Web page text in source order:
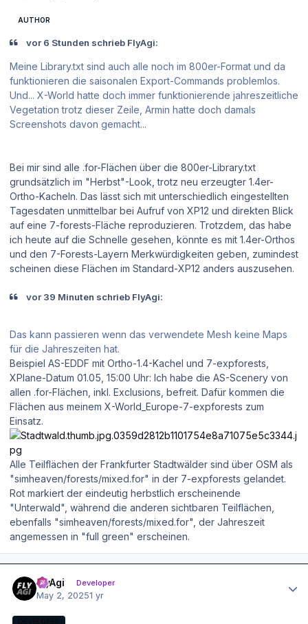
AUTHOR
vor 6 Stunden schrieb FlyAgi:
Meine Library.txt sind auch alle noch im 800er-Format und da
funktionieren die saisonalen Export-Commands problemlos.
Und... X-World hatte doch immer funktionierende jahreszeitliche
Vegetation trotz dieser Zeile, Armin hatte doch damals
Screenshots davon gemacht...
Bei mir sind alle .for-Flächen über die 800er-Library.txt
grundsätzlich im "Herbst"-Look, trotz neu erzeugter 1.4er-
Ortho-Kacheln. Das lässt sich mit unterschiedlich eingestellten
Tagesdaten unmittelbar bei Aufruf von XP12 und direkten Blick
auf eine 7-forests-Fläche reproduzieren. Trotzdem, das habe
ich heute auf die Schnelle gesehen, könnte es mit 1.4er-Orthos
und den 7-Forests-Layern Merkwürdigkeiten geben, zumindest
scheinen diese Flächen im Standard-XP12 anders auszusehen.
vor 39 Minuten schrieb FlyAgi:
Das kann passieren wenn das verwendete Mesh keine Maps
für die Jahreszeiten hat.
Beispiel AS-EDDF mit Ortho-1.4-Kachel und 7-expforests,
XPlane-Datum 01.05, 15:00 Uhr: Ich habe die AS-Scenery von
allen .for-Flächen, inkl. Exclusions, befreit. Dafür kommen die
Flächen aus meinem X-World_Europe-7-expforests zum
Einsatz.
Alle Teilflächen der Frankfurter Stadtwälder sind über OSM als
"simheaven/forests/mixed.for" in der 7-expforests gelandet.
Rot markiert der eindeutig herbstlich erscheinende
"Unterwald", während die anderen sichtbaren Teilflächen,
ebenfalls "simheaven/forests/mixed.for", der Jahreszeit
angemessen in "full green" erscheinen.
FlyAgi Developer
May 2, 20251 yr